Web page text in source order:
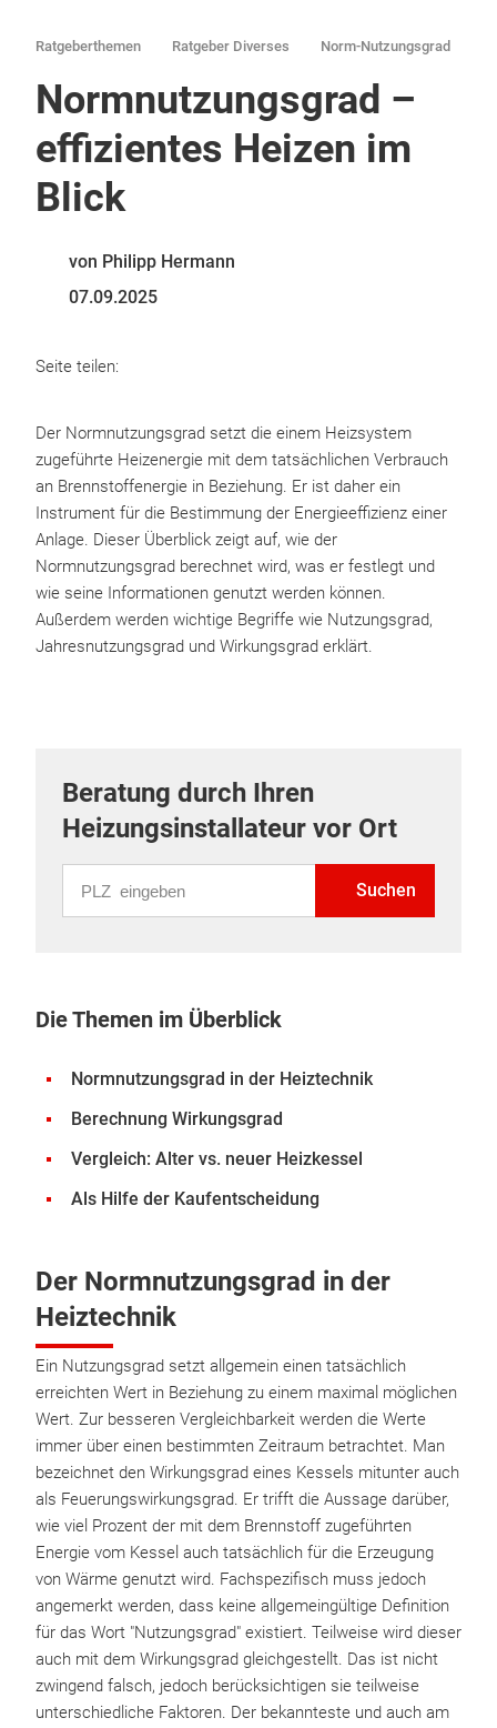
Ratgeberthemen Ratgeber Diverses Norm-Nutzungsgrad
Normnutzungsgrad –
effizientes Heizen im
Blick
von Philipp Hermann
07.09.2025
Seite teilen:
Der Normnutzungsgrad setzt die einem Heizsystem
zugeführte Heizenergie mit dem tatsächlichen Verbrauch
an Brennstoffenergie in Beziehung. Er ist daher ein
Instrument für die Bestimmung der Energieeffizienz einer
Anlage. Dieser Überblick zeigt auf, wie der
Normnutzungsgrad berechnet wird, was er festlegt und
wie seine Informationen genutzt werden können.
Außerdem werden wichtige Begriffe wie Nutzungsgrad,
Jahresnutzungsgrad und Wirkungsgrad erklärt.
Beratung durch Ihren
Heizungsinstallateur vor Ort
Suchen
Die Themen im Überblick
Normnutzungsgrad in der Heiztechnik
Berechnung Wirkungsgrad
Vergleich: Alter vs. neuer Heizkessel
Als Hilfe der Kaufentscheidung
Der Normnutzungsgrad in der
Heiztechnik
Ein Nutzungsgrad setzt allgemein einen tatsächlich
erreichten Wert in Beziehung zu einem maximal möglichen
Wert. Zur besseren Vergleichbarkeit werden die Werte
immer über einen bestimmten Zeitraum betrachtet. Man
bezeichnet den Wirkungsgrad eines Kessels mitunter auch
als Feuerungswirkungsgrad. Er trifft die Aussage darüber,
wie viel Prozent der mit dem Brennstoff zugeführten
Energie vom Kessel auch tatsächlich für die Erzeugung
von Wärme genutzt wird. Fachspezifisch muss jedoch
angemerkt werden, dass keine allgemeingültige Definition
für das Wort "Nutzungsgrad" existiert. Teilweise wird dieser
auch mit dem Wirkungsgrad gleichgestellt. Das ist nicht
zwingend falsch, jedoch berücksichtigen sie teilweise
unterschiedliche Faktoren. Der bekannteste und auch am